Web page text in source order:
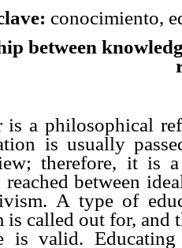
conocimiento,
between
is a philosophical
is usually
therefore, it is a
between
A type of
is called out for, and
is valid.